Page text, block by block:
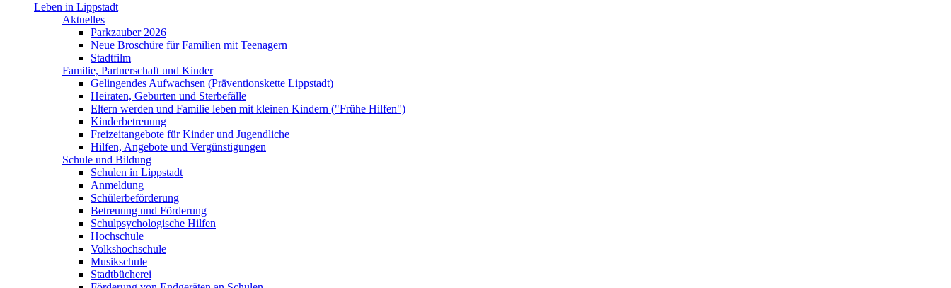
Leben in Lippstadt
Aktuelles
Parkzauber 2026
Neue Broschüre für Familien mit Teenagern
Stadtfilm
Familie, Partnerschaft und Kinder
Gelingendes Aufwachsen (Präventionskette Lippstadt)
Heiraten, Geburten und Sterbefälle
Eltern werden und Familie leben mit kleinen Kindern ("Frühe Hilfen")
Kinderbetreuung
Freizeitangebote für Kinder und Jugendliche
Hilfen, Angebote und Vergünstigungen
Schule und Bildung
Schulen in Lippstadt
Anmeldung
Schülerbeförderung
Betreuung und Förderung
Schulpsychologische Hilfen
Hochschule
Volkshochschule
Musikschule
Stadtbücherei